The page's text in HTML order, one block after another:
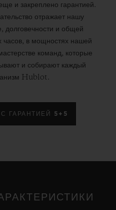
и закреплено гарантией.
отражает нашу
долговечности и общей
часов, в мощностях нашей
команд, которые
и собирают каждый
Hublot.
ГАРАНТИЕЙ 5+5